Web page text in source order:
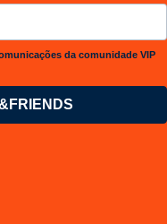
da comunidade VIP